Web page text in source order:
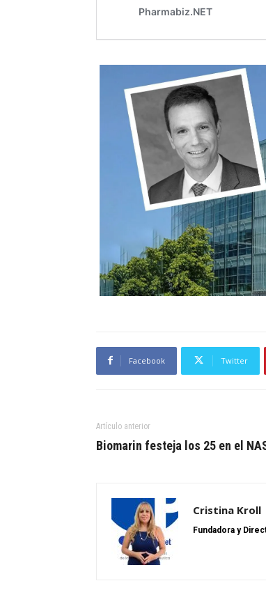
Facebook Twitter
Artículo anterior
Biomarin festeja los 25 en el
Cristina Kroll
Fundadora y